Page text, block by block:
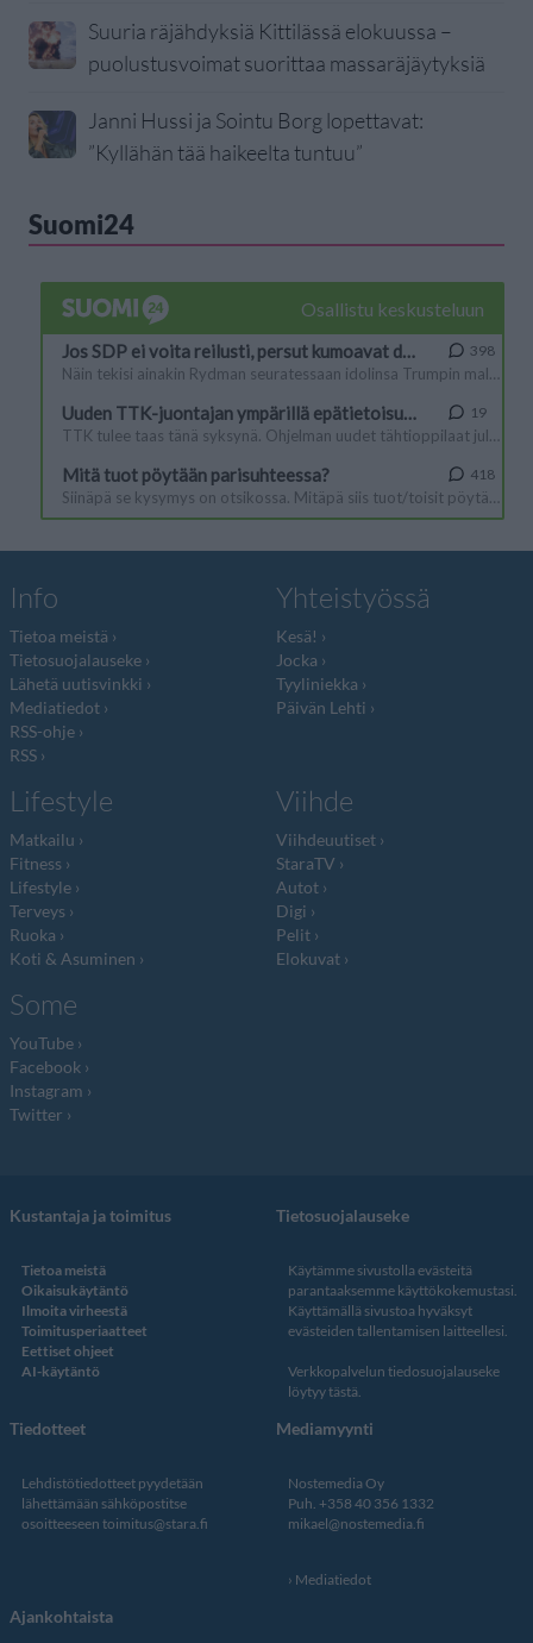
Suuria räjähdyksiä Kittilässä elokuussa –
puolustusvoimat suorittaa massaräjäytyksiä
Janni Hussi ja Sointu Borg lopettavat:
”Kyllähän tää haikeelta tuntuu”
Suomi24
Info
Tietoa meistä
Tietosuojalauseke
Lähetä uutisvinkki
Mediatiedot
RSS-ohje
RSS
Yhteistyössä
Kesä!
Jocka
Tyyliniekka
Päivän Lehti
Lifestyle
Matkailu
Fitness
Lifestyle
Terveys
Ruoka
Koti & Asuminen
Viihde
Viihdeuutiset
StaraTV
Autot
Digi
Pelit
Elokuvat
Some
YouTube
Facebook
Instagram
Twitter
Kustantaja ja toimitus
Tietoa meistä
Oikaisukäytäntö
Ilmoita virheestä
Toimitusperiaatteet
Eettiset ohjeet
AI-käytäntö
Tietosuojalauseke
Käytämme sivustolla evästeitä
parantaaksemme käyttökokemustasi.
Käyttämällä sivustoa hyväksyt
evästeiden tallentamisen laitteellesi.
Verkkopalvelun tiedosuojalauseke
löytyy tästä.
Tiedotteet
Lehdistötiedotteet pyydetään
lähettämään sähköpostitse
osoitteeseen toimitus@stara.fi
Mediamyynti
Nostemedia Oy
Puh. +358 40 356 1332
mikael@nostemedia.fi
Mediatiedot
Ajankohtaista